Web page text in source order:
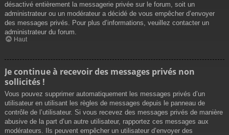
désactivé entièrement la messagerie privée sur le forum, soit un
administrateur ou un modérateur a décidé de vous empêcher d’envoyer
des messages privés. Pour plus d’informations, veuillez contacter un
administrateur du forum.
Haut
Je continue à recevoir des messages privés non
sollicités !
Vous pouvez supprimer automatiquement les messages privés d’un
utilisateur en utilisant les règles de messages depuis le panneau de
contrôle de l’utilisateur. Si vous recevez des messages privés de manière
abusive de la part d’un autre utilisateur, rapportez ces messages aux
modérateurs. Ils peuvent empêcher un utilisateur d’envoyer des